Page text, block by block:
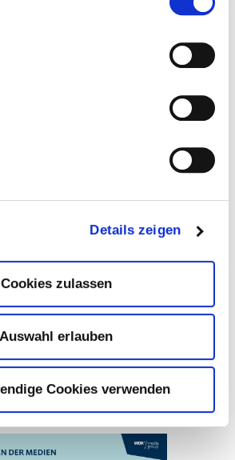
Details zeigen
Cookies zulassen
Auswahl erlauben
Cookies verwenden
verhalten und
der Befragten
Studie von
einen positiven
haben wird.
Medium, das einen
wenig Abfall produziert.
die Botschaften
lassen dort die
entstehen. Wir
nachhaltigen